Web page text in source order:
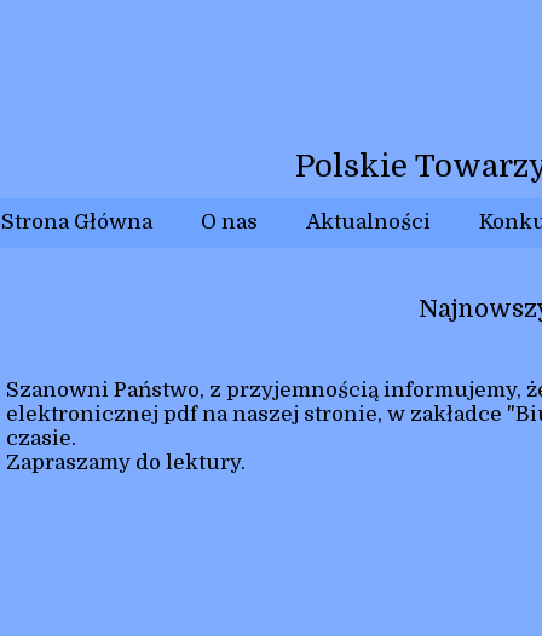
Strona Główna O nas Aktualności
Polskie
Szanowni Państwo, z przyjemnością informujemy,
elektronicznej pdf na naszej stronie, w zakładce
czasie.
Zapraszamy do lektury.